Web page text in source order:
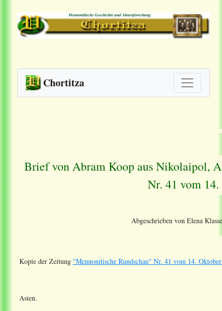
Chortitza
Brief von Abram Koop aus Nikolaipol,
Nr. 41 vom
Abgeschrieben von Elena
Kopie der Zeitung "Mennonitische Rundschau" Nr. 41 vom 14.
Asien.